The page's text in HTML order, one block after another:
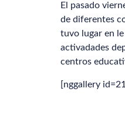
El pasado
de diferentes
tuvo lugar en
activadades
centros
[nggallery